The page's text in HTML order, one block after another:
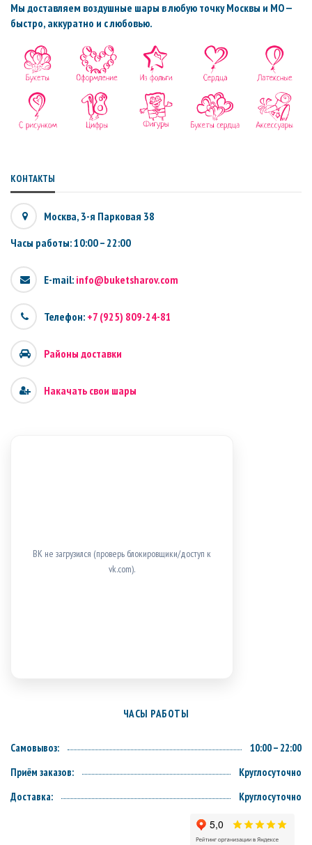
Мы доставляем воздушные шары в любую точку Москвы и МО —
быстро, аккуратно и с любовью.
КОНТАКТЫ
Москва, 3-я Парковая 38
Часы работы: 10:00 – 22:00
E-mail: info@buketsharov.com
Телефон: +7 (925) 809-24-81
Районы доставки
Накачать свои шары
ВК не загрузился (проверь блокировщики/доступ к
vk.com).
ЧАСЫ РАБОТЫ
Самовывоз:
10:00 – 22:00
Приём заказов:
Круглосуточно
Доставка:
Круглосуточно